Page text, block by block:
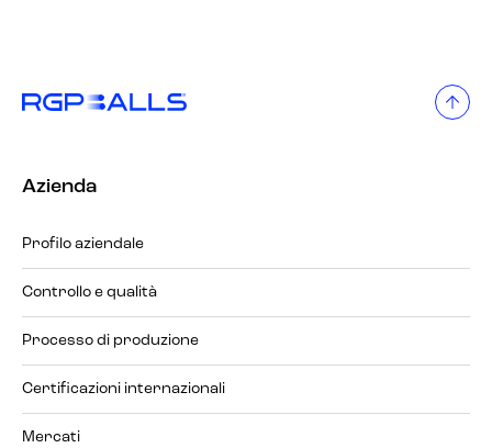
Azienda
Profilo aziendale
Controllo e qualità
Processo di produzione
Certificazioni internazionali
Mercati